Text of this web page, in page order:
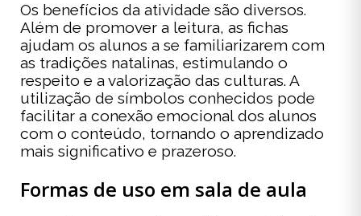
Os benefícios da atividade são diversos.
Além de promover a leitura, as fichas
ajudam os alunos a se familiarizarem com
as tradições natalinas, estimulando o
respeito e a valorização das culturas. A
utilização de símbolos conhecidos pode
facilitar a conexão emocional dos alunos
com o conteúdo, tornando o aprendizado
mais significativo e prazeroso.
Formas de uso em sala de aula